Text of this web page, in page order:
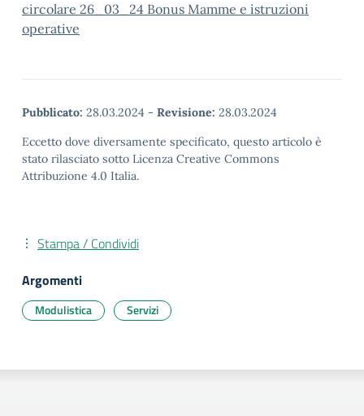
circolare 26_03_24 Bonus Mamme e istruzioni
operative
Pubblicato: 28.03.2024 - Revisione: 28.03.2024
Eccetto dove diversamente specificato, questo articolo è
stato rilasciato sotto Licenza Creative Commons
Attribuzione 4.0 Italia.
Stampa / Condividi
Argomenti
Modulistica Servizi